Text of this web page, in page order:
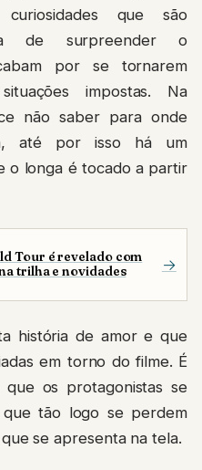
que são
de surpreender o
por se tornarem
impostas. Na
não saber para onde
até por isso há um
o longa é tocado a partir
Tour é revelado com
trilha e novidades
→
história de amor e que
em torno do filme. É
os protagonistas se
tão logo se perdem
se apresenta na tela.